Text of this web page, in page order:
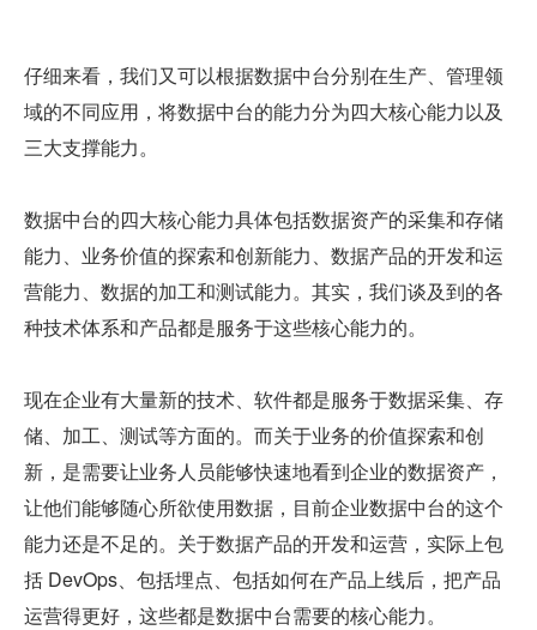
仔细来看，我们又可以根据数据中台分别在生产、管理领
域的不同应用，将数据中台的能力分为四大核心能力以及
三大支撑能力。
数据中台的四大核心能力具体包括数据资产的采集和存储
能力、业务价值的探索和创新能力、数据产品的开发和运
营能力、数据的加工和测试能力。其实，我们谈及到的各
种技术体系和产品都是服务于这些核心能力的。
现在企业有大量新的技术、软件都是服务于数据采集、存
储、加工、测试等方面的。而关于业务的价值探索和创
新，是需要让业务人员能够快速地看到企业的数据资产，
让他们能够随心所欲使用数据，目前企业数据中台的这个
能力还是不足的。关于数据产品的开发和运营，实际上包
括 DevOps、包括埋点、包括如何在产品上线后，把产品
运营得更好，这些都是数据中台需要的核心能力。